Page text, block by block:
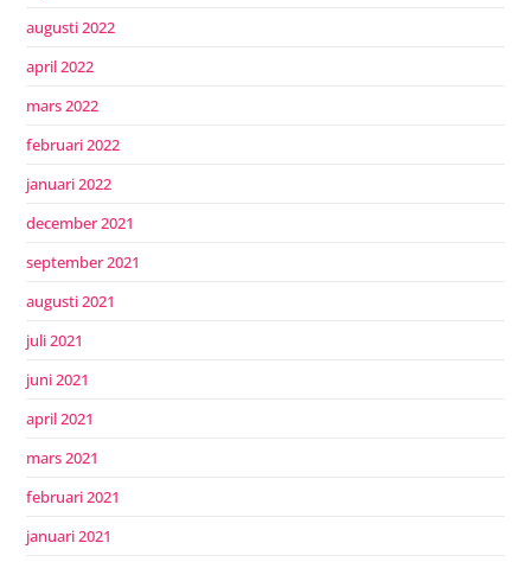
augusti 2022
april 2022
mars 2022
februari 2022
januari 2022
december 2021
september 2021
augusti 2021
juli 2021
juni 2021
april 2021
mars 2021
februari 2021
januari 2021